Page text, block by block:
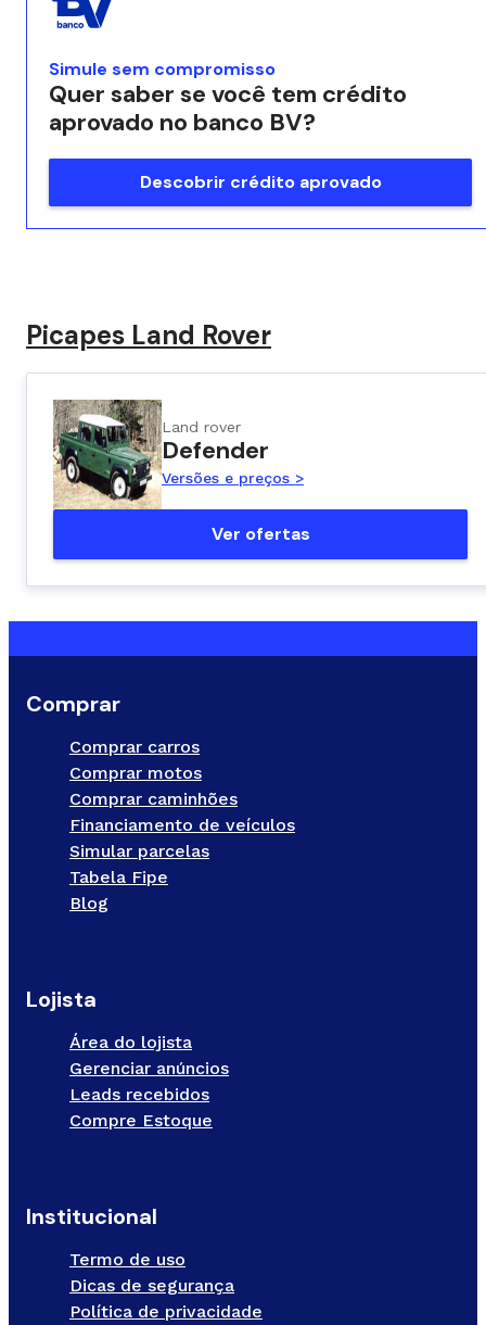
Simule sem compromisso
Quer saber se você tem crédito
aprovado no banco BV?
Descobrir crédito aprovado
Picapes Land Rover
Land rover
Defender
Versões e preços >
Ver ofertas
Comprar
Comprar carros
Comprar motos
Comprar caminhões
Financiamento de veículos
Simular parcelas
Tabela Fipe
Blog
Lojista
Área do lojista
Gerenciar anúncios
Leads recebidos
Compre Estoque
Institucional
Termo de uso
Dicas de segurança
Política de privacidade